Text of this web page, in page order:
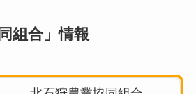
組合」情報